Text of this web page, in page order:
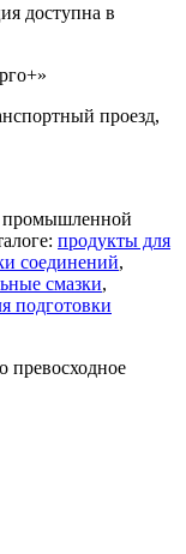
доступна в
проезд,
промышленной
продукты для
соединений,
смазки,
подготовки
превосходное